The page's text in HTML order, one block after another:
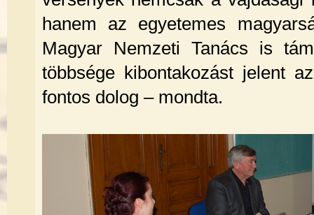
hanem az egyetemes
Magyar Nemzeti Tanács is
többsége kibontakozást jelent
fontos dolog – mondta.